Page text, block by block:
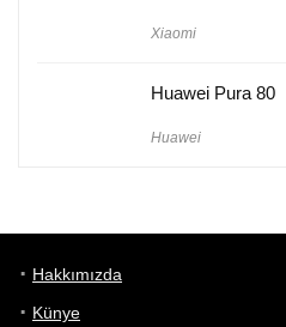
Xiaomi
Huawei Pura 80
Huawei
Hakkımızda
Künye